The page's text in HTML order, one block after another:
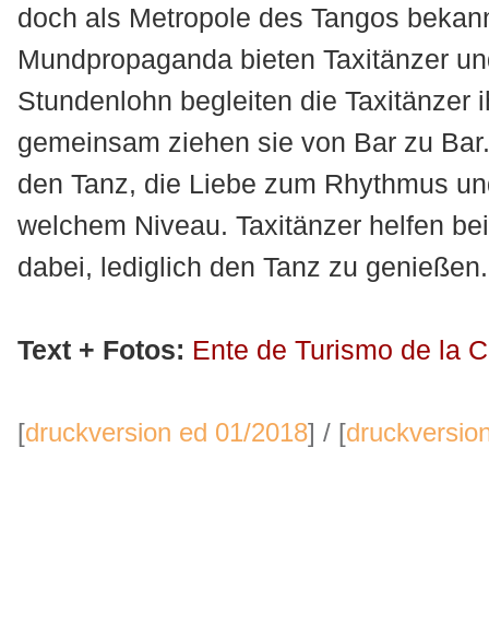
doch als Metropole des Tangos
Mundpropaganda bieten Taxitänzer
Stundenlohn begleiten die Taxitänzer
gemeinsam ziehen sie von Bar zu
den Tanz, die Liebe zum Rhythmus
welchem Niveau. Taxitänzer helfen
dabei, lediglich den Tanz zu genießen.
Text + Fotos: Ente de Turismo de la
[druckversion ed 01/2018] / [